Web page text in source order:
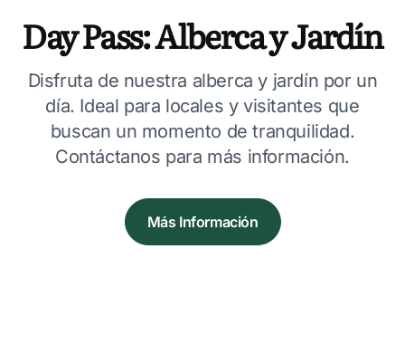
Day Pass: Alberca y Jardín
Disfruta de nuestra alberca y jardín por un
día. Ideal para locales y visitantes que
buscan un momento de tranquilidad.
Contáctanos para más información.
Más Información